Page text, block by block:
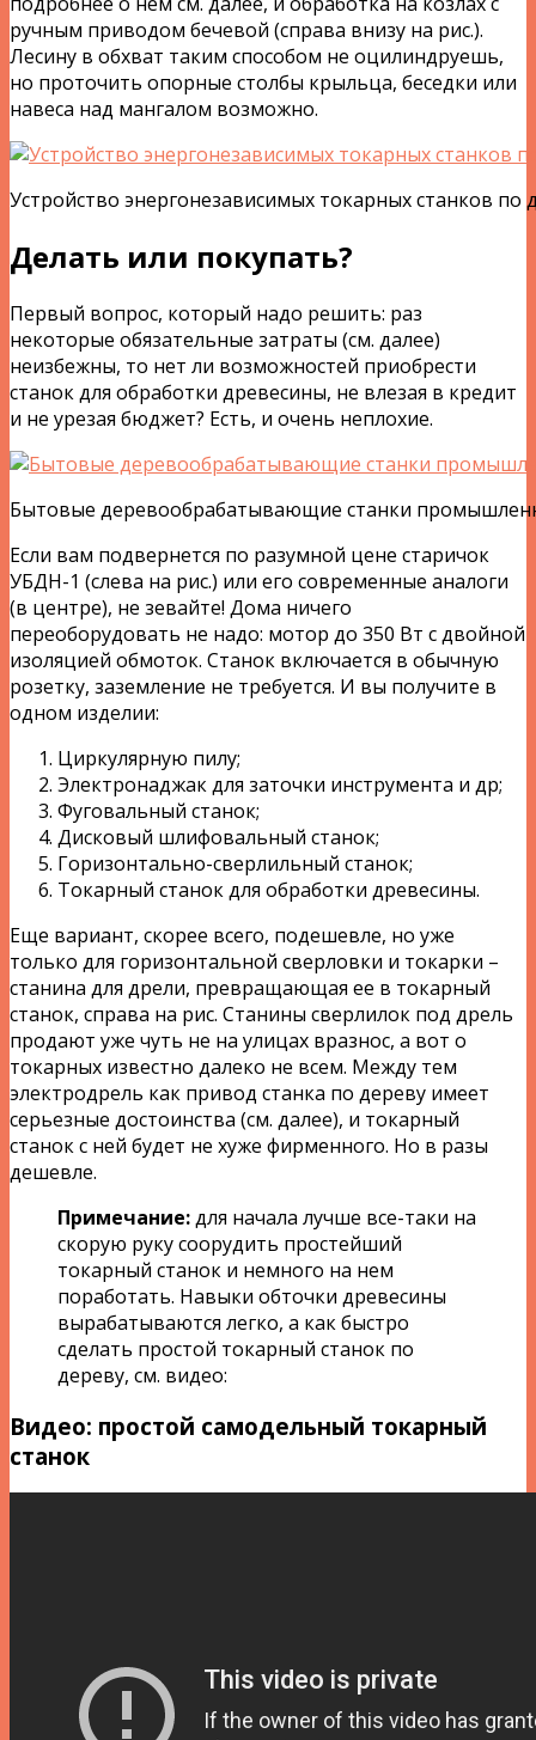
ручным приводом бечевой (справа внизу на рис.).
Лесину в обхват таким способом не оцилиндруешь,
но проточить опорные столбы крыльца, беседки или
навеса над мангалом возможно.
Устройство энергонезависимых токарных станков по
Делать или покупать?
Первый вопрос, который надо решить: раз
некоторые обязательные затраты (см. далее)
неизбежны, то нет ли возможностей приобрести
станок для обработки древесины, не влезая в кредит
и не урезая бюджет? Есть, и очень неплохие.
Бытовые деревообрабатывающие станки
Если вам подвернется по разумной цене старичок
УБДН-1 (слева на рис.) или его современные аналоги
(в центре), не зевайте! Дома ничего
переоборудовать не надо: мотор до 350 Вт с двойной
изоляцией обмоток. Станок включается в обычную
розетку, заземление не требуется. И вы получите в
одном изделии:
Циркулярную пилу;
Электронаджак для заточки инструмента и др;
Фуговальный станок;
Дисковый шлифовальный станок;
Горизонтально-сверлильный станок;
Токарный станок для обработки древесины.
Еще вариант, скорее всего, подешевле, но уже
только для горизонтальной сверловки и токарки –
станина для дрели, превращающая ее в токарный
станок, справа на рис. Станины сверлилок под дрель
продают уже чуть не на улицах вразнос, а вот о
токарных известно далеко не всем. Между тем
электродрель как привод станка по дереву имеет
серьезные достоинства (см. далее), и токарный
станок с ней будет не хуже фирменного. Но в разы
дешевле.
Примечание:для начала лучше все-таки на
скорую руку соорудить простейший
токарный станок и немного на нем
поработать. Навыки обточки древесины
вырабатываются легко, а как быстро
сделать простой токарный станок по
дереву, см. видео:
Видео: простой самодельный токарный
станок